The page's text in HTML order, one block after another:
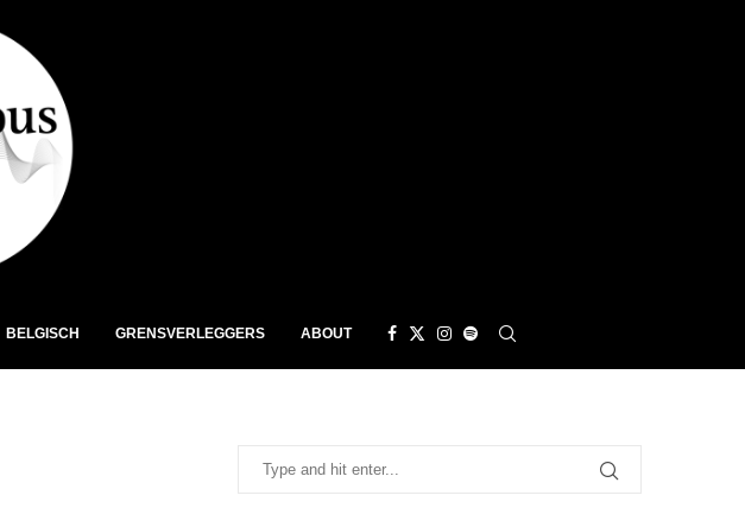
BELGISCH GRENSVERLEGGERS ABOUT